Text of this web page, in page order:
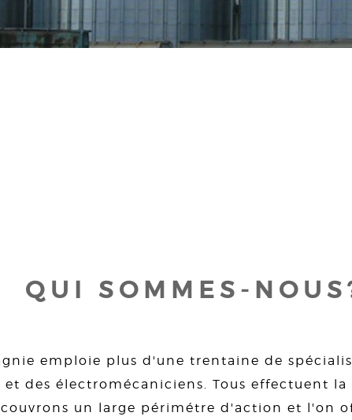
QUI SOMMES-
emploie plus d'une trentaine de
des électromécaniciens. Tous effectuent
un large périmétre d'action et l'on